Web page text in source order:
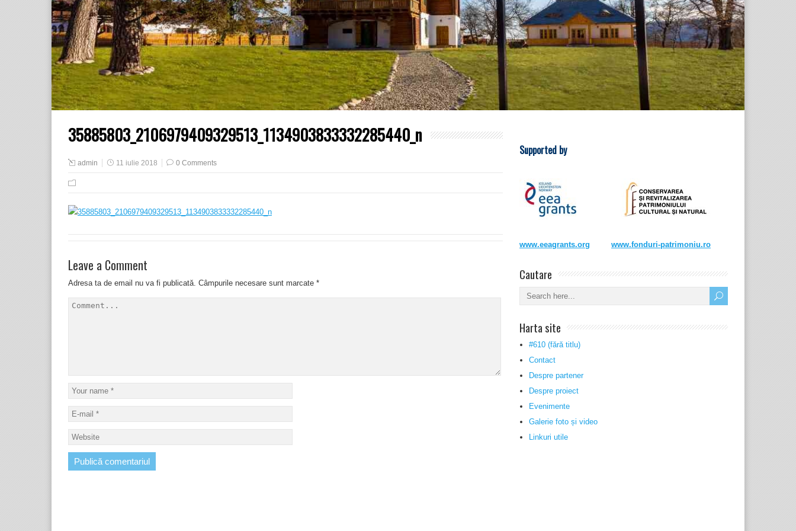
35885803_2106979409329513_1134903833332285440_n
admin 11 iulie 2018 0 Comments
Leave a Comment
Adresa ta de email nu va fi publicată. Câmpurile necesare sunt marcate *
Supported by
www.eeagrants.org www.fonduri-patrimoniu.ro
Cautare
Harta site
#610 (fără titlu)
Contact
Despre partener
Despre proiect
Evenimente
Galerie foto și video
Linkuri utile